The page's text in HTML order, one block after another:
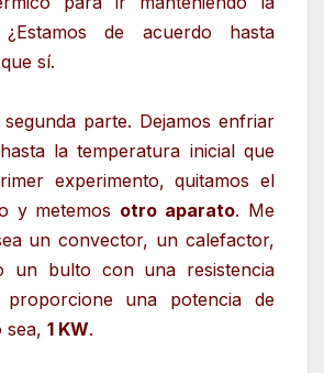
¿Estamos de acuerdo hasta
sí.
parte. Dejamos enfriar
la temperatura inicial que
experimento, quitamos el
y metemos otro aparato. Me
un convector, un calefactor,
un bulto con una resistencia
proporcione una potencia de
sea, 1 KW.